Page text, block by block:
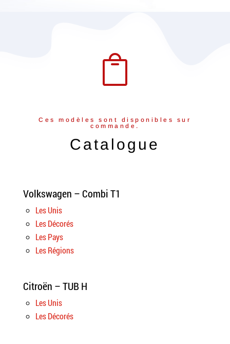

Ces modèles sont disponibles sur
commande.
Catalogue
Volkswagen – Combi T1
Les Unis
Les Décorés
Les Pays
Les Régions
Citroën – TUB H
Les Unis
Les Décorés